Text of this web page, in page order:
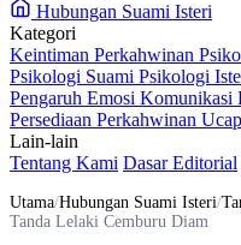
Hubungan Suami Isteri
Kategori
Keintiman Perkahwinan
Psikologi Suami Psikologi
Pengaruh Emosi Komunikasi
Persediaan Perkahwinan
Lain-lain
Tentang Kami Dasar Editorial
Utama/Hubungan Suami Isteri/
Tanda Lelaki Cemburu Diam